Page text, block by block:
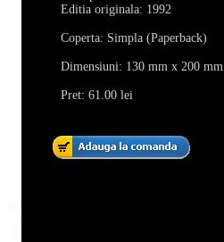
Editia originala: 1992
Coperta: Simpla (Paperback)
Dimensiuni: 130 mm x 200 mm
Pret: 61.00 lei